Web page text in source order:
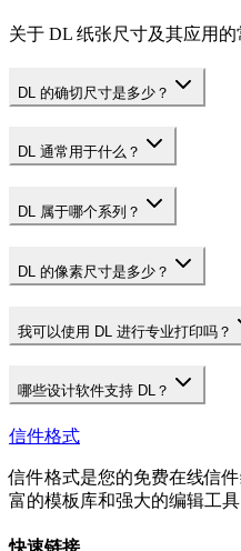
关于 DL 纸张尺寸及其应用的
DL 的确切尺寸是多少？
DL 通常用于什么？
DL 属于哪个系列？
DL 的像素尺寸是多少？
我可以使用 DL 进行专业打印吗？
哪些设计软件支持 DL？
信件格式
信件格式是您的免费在线信
富的模板库和强大的编辑工